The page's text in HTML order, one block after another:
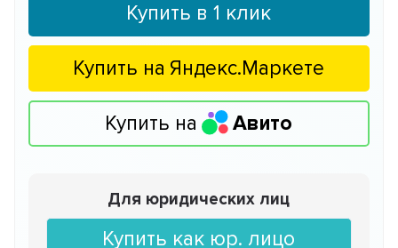
Купить в 1 клик
Купить на Яндекс.Маркете
Купить на Авито
Для юридических лиц
Купить как юр. лицо